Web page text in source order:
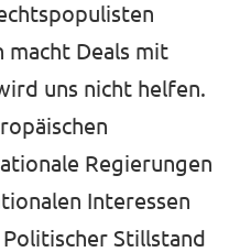
macht Deals mit
uns nicht helfen.
Regierungen
Interessen
Politischer Stillstand